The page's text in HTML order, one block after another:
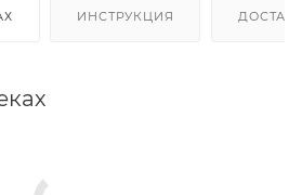
ИНСТРУКЦИЯ